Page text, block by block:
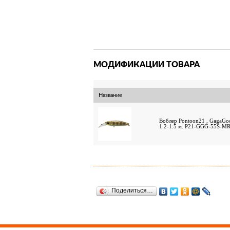
МОДИФИКАЦИИ ТОВАРА
Название
Воблер Pontoon21 ,
1.2-1.5 м. P21-GGG-55S-
Поделиться…